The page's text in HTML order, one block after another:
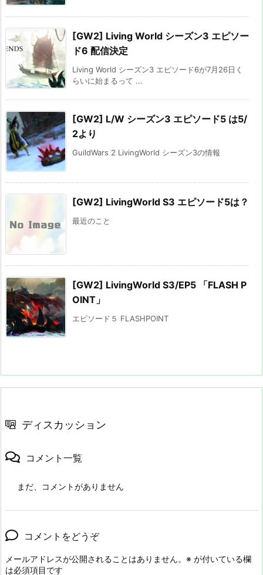
[GW2] Living World シーズン3 エピソー
ド6 配信決定
Living World シーズン3 エピソード6が7月26日く
らいに始まるって ...
[GW2] L/W シーズン3 エピソード5 は5/
2より
GuildWars 2 LivingWorld シーズン3の情報
[GW2] LivingWorld S3 エピソード5は？
最近のこと
[GW2] LivingWorld S3/EP5 「FLASH P
OINT」
エピソード５ FLASHPOINT
ディスカッション
コメント一覧
まだ、コメントがありません
コメントをどうぞ
メールアドレスが公開されることはありません。 ※ が付いている欄
は必須項目です